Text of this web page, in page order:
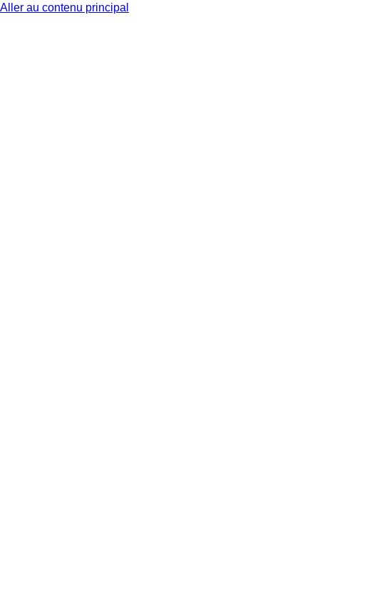
Aller au contenu principal